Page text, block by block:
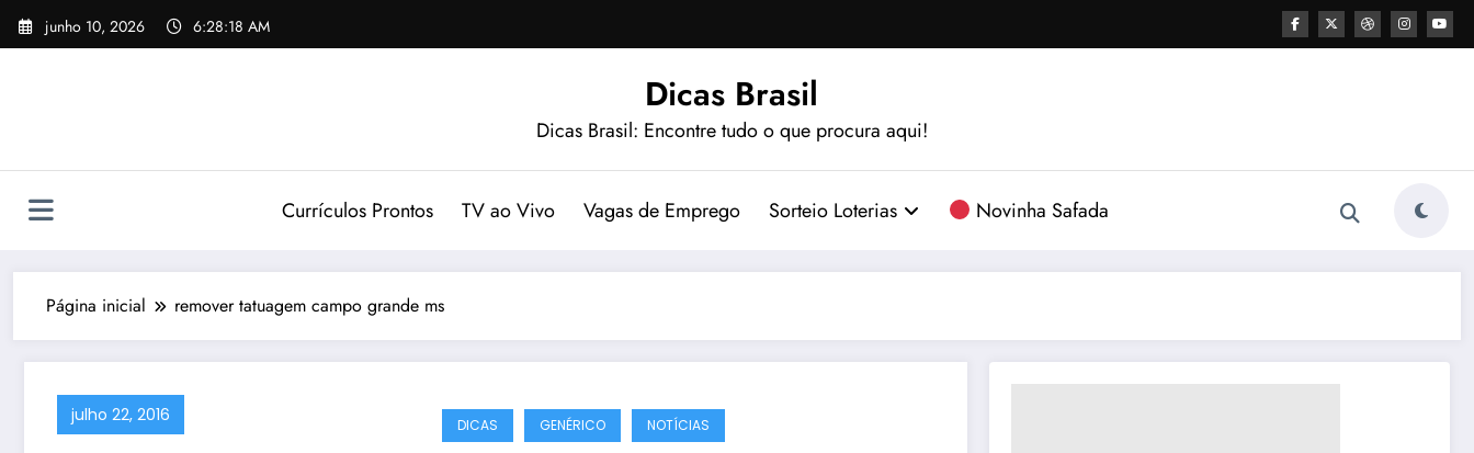
Pular
para
junho 10, 2026 6:28:18 AM
Dicas Brasil
Dicas Brasil: Encontre tudo o que procura aqui!
Currículos Prontos TV ao Vivo Vagas de Emprego Sorteio Loterias Novinha Safada
Página inicial remover tatuagem campo grande ms
julho 22, 2016 DICAS GENÉRICO NOTÍCIAS